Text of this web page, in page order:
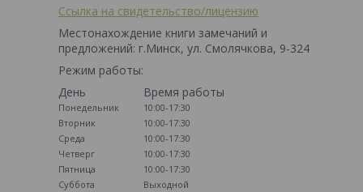
Ссылка на свидетельство/лицензию
Местонахождение книги замечаний и
предложений: г.Минск, ул. Смолячкова, 9-324
Режим работы:
День
Время работы
Понедельник
10:00-17:30
Вторник
10:00-17:30
Среда
10:00-17:30
Четверг
10:00-17:30
Пятница
10:00-17:30
Суббота
Выходной